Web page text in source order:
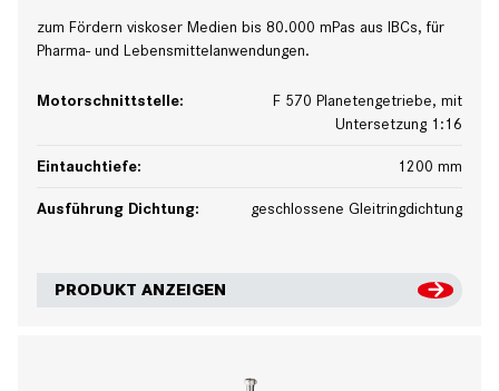
zum Fördern viskoser Medien bis 80.000 mPas aus IBCs, für
Pharma- und Lebensmittelanwendungen.
Motorschnittstelle:
F 570 Planetengetriebe, mit
Untersetzung 1:16
Eintauchtiefe: 1200 mm
Ausführung Dichtung: geschlossene Gleitringdichtung
PRODUKT ANZEIGEN